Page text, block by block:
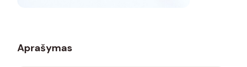
Aprašymas